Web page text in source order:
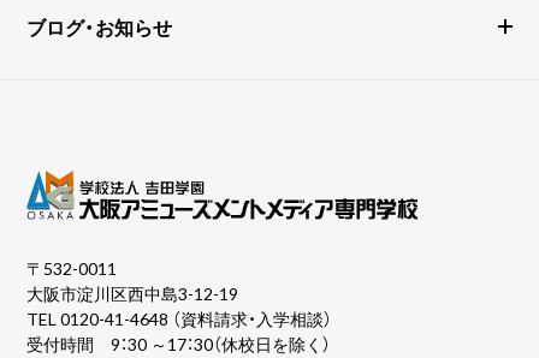
ブログ・お知らせ
〒532-0011
大阪市淀川区西中島3-12-19
TEL0120-41-4648 （資料請求・入学相談）
受付時間 9：30 ～17：30（休校日を除く）